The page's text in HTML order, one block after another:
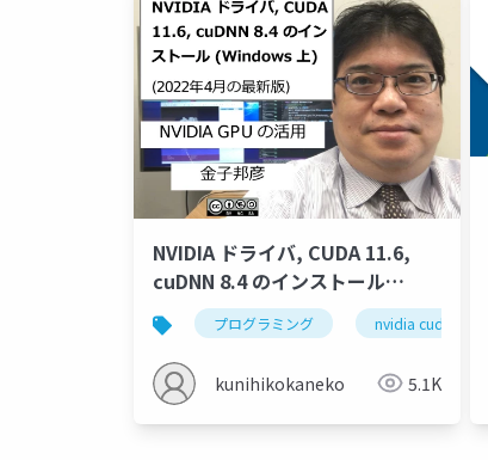
NVIDIA ドライバ, CUDA 11.6,
cuDNN 8.4 のインストール
(Windows 上) (2022年4月の最新
版)
プログラミング nvidia cuda
kunihikokaneko 5.1K